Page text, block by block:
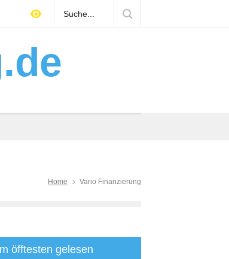
über
Home Vario Finanzierung
öfftesten gelesen